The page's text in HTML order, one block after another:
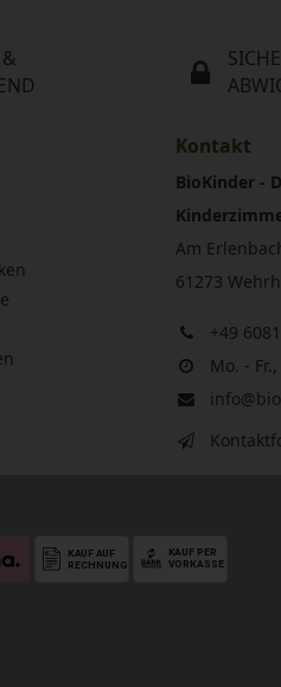
Kontakt
BioKinder -
Am
61273
+49
Mo. -